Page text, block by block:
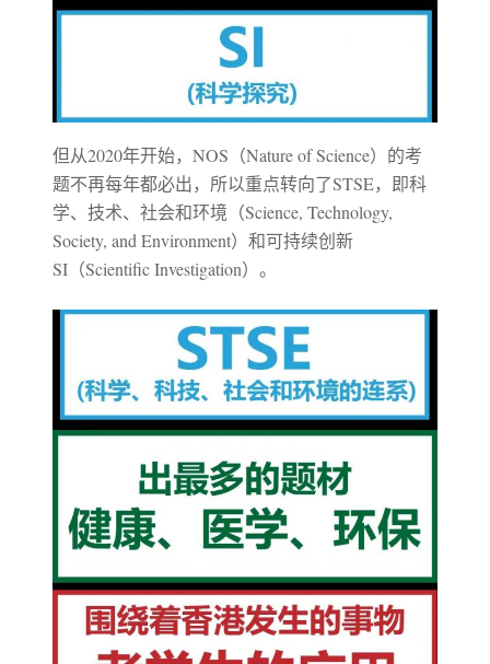
但从2020年开始，NOS（Nature of Science）的考
题不再每年都必出，所以重点转向了STSE，即科
学、技术、社会和环境（Science, Technology,
Society, and Environment）和可持续创新
SI（Scientific Investigation）。